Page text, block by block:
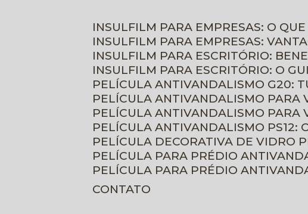
INSULFILM PARA EMPRESAS: O
INSULFILM PARA EMPRESAS:
INSULFILM PARA ESCRITÓRIO:
INSULFILM PARA ESCRITÓRIO: O
PELÍCULA ANTIVANDALISMO G20:
PELÍCULA ANTIVANDALISMO
PELÍCULA ANTIVANDALISMO
PELÍCULA ANTIVANDALISMO PS12:
PELÍCULA DECORATIVA DE VIDRO
PELÍCULA PARA PRÉDIO
PELÍCULA PARA PRÉDIO
CONTATO